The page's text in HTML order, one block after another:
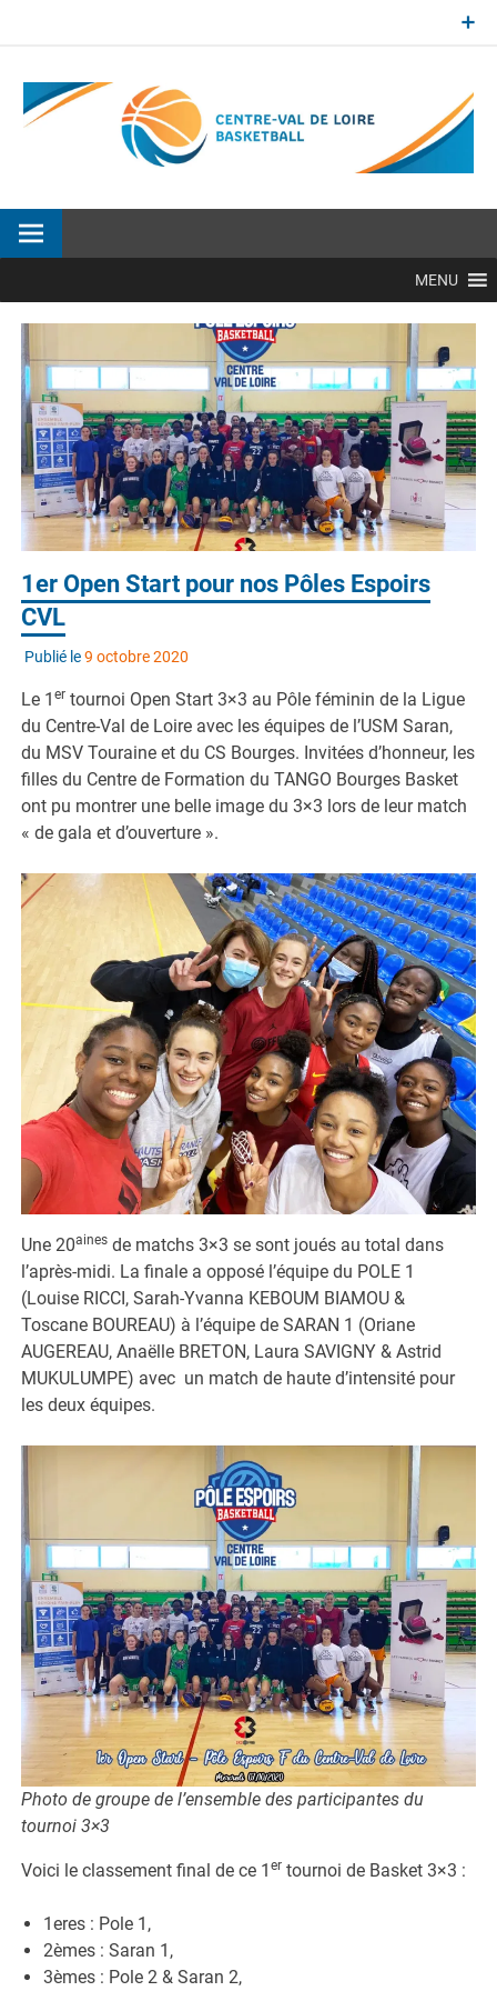
MENU
1er Open Start pour nos Pôles Espoirs
CVL
Publié le9 octobre 2020
Le 1er tournoi Open Start 3×3 au Pôle féminin de la Ligue
du Centre-Val de Loire avec les équipes de l’USM Saran,
du MSV Touraine et du CS Bourges. Invitées d’honneur, les
filles du Centre de Formation du TANGO Bourges Basket
ont pu montrer une belle image du 3×3 lors de leur match
« de gala et d’ouverture ».
Une 20aines de matchs 3×3 se sont joués au total dans
l’après-midi. La finale a opposé l’équipe du POLE 1
(Louise RICCI, Sarah-Yvanna KEBOUM BIAMOU &
Toscane BOUREAU) à l’équipe de SARAN 1 (Oriane
AUGEREAU, Anaëlle BRETON, Laura SAVIGNY & Astrid
MUKULUMPE) avec un match de haute d’intensité pour
les deux équipes.
Photo de groupe de l’ensemble des participantes du
tournoi 3×3
Voici le classement final de ce 1er tournoi de Basket 3×3 :
1eres : Pole 1,
2èmes : Saran 1,
3èmes : Pole 2 & Saran 2,